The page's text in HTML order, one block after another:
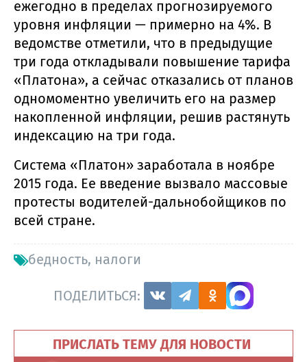
ежегодно в пределах прогнозируемого
уровня инфляции — примерно на 4%. В
ведомстве отметили, что в предыдущие
три года откладывали повышение тарифа
«Платона», а сейчас отказались от планов
одномоментно увеличить его на размер
накопленной инфляции, решив растянуть
индексацию на три года.
Система «Платон» заработала в ноябре
2015 года. Ее введение вызвало массовые
протесты водителей-дальнобойщиков по
всей стране.
бедность, налоги
ПОДЕЛИТЬСЯ:
ПРИСЛАТЬ ТЕМУ ДЛЯ НОВОСТИ